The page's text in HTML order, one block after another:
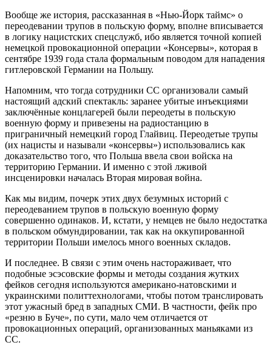
Вообще же история, рассказанная в «Нью-Йорк таймс» о
переодевании трупов в польскую форму, вполне вписывается
в логику нацистских спецслужб, ибо является точной копией
немецкой провокационной операции «Консервы», которая в
сентябре 1939 года стала формальным поводом для нападения
гитлеровской Германии на Польшу.
Напомним, что тогда сотрудники СС организовали самый
настоящий адский спектакль: заранее убитые инъекциями
заключённые концлагерей были переодеты в польскую
военную форму и привезены на радиостанцию в
приграничный немецкий город Глайвиц. Переодетые трупы
(их нацисты и называли «консервы») использовались как
доказательство того, что Польша ввела свои войска на
территорию Германии. И именно с этой лживой
инсценировки началась Вторая мировая война.
Как мы видим, почерк этих двух безумных историй с
переодеванием трупов в польскую военную форму
совершенно одинаков. И, кстати, у немцев не было недостатка
в польском обмундировании, так как на оккупированной
территории Польши имелось много военных складов.
И последнее. В связи с этим очень настораживает, что
подобные эсэсовские формы и методы создания жутких
фейков сегодня используются американо-натовскими и
украинскими политтехнологами, чтобы потом транслировать
этот ужасный бред в западных СМИ. В частности, фейк про
«резню в Буче», по сути, мало чем отличается от
провокационных операций, организованных маньяками из
СС.